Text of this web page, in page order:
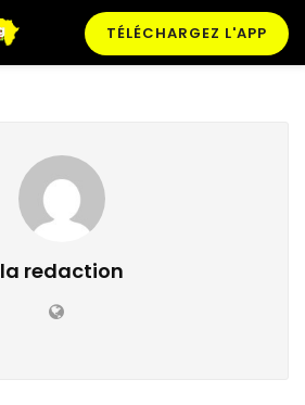
TÉLÉCHARGEZ L'APP
la redaction